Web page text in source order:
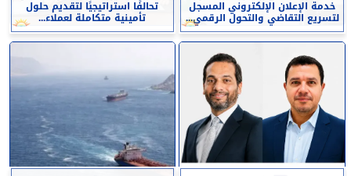
خدمة الإعلان الإلكتروني المسجل
لتسريع التقاضي والتحول الرقمي...
تحالفًا استراتيجيًا لتقديم حلول
تأمينية متكاملة لعملاء...